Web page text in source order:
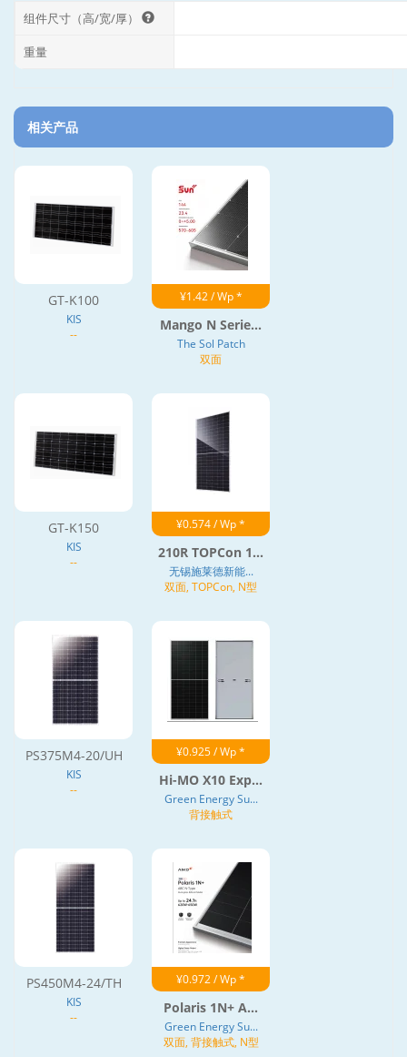
组件尺寸（高/宽/厚）
重量
相关产品
GT-K100
KIS
--
¥1.42 / Wp *
Mango N Serie...
The Sol Patch
双面
GT-K150
KIS
--
¥0.574 / Wp *
210R TOPCon 1...
无锡施莱德新能...
双面, TOPCon, N型
PS375M4-20/UH
KIS
--
¥0.925 / Wp *
Hi-MO X10 Exp...
Green Energy Su...
背接触式
PS450M4-24/TH
KIS
--
¥0.972 / Wp *
Polaris 1N+ A...
Green Energy Su...
双面, 背接触式, N型